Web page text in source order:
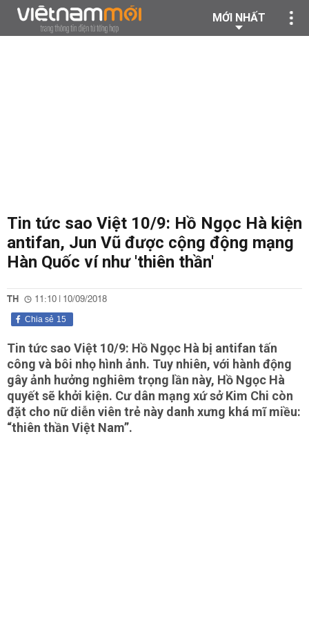
MỚI NHẤT
Tin tức sao Việt 10/9: Hồ Ngọc Hà kiện
antifan, Jun Vũ được cộng động mạng
Hàn Quốc ví như 'thiên thần'
TH 11:10 | 10/09/2018
15
Chia sẻ
Tin tức sao Việt 10/9: Hồ Ngọc Hà bị antifan tấn
công và bôi nhọ hình ảnh. Tuy nhiên, với hành động
gây ảnh hưởng nghiêm trọng lần này, Hồ Ngọc Hà
quyết sẽ khởi kiện. Cư dân mạng xứ sở Kim Chi còn
đặt cho nữ diễn viên trẻ này danh xưng khá mĩ miều:
“thiên thần Việt Nam”.